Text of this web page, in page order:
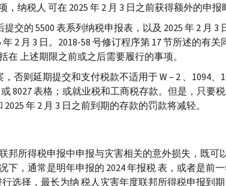
纳税人 可在 2025 年 2 月 3 日之前获得额外的申报
交的 5500 表系列纳税申报表，以及 2025 年 2 月 3
2 月 3 日。2018-58 号修订程序第 17 节所述的有
上述期限之前或之后需要履行的事项。
，否则延期提交和支付税款不适用于W– 2 、1094、
或 8027 表格；或就业税和工商税存款。但是，只要
年 2 月 3 日之前到期的存款的罚款将减轻。
邦所得税申报中申报与灾害相关的意外损失，既可
，通常是明年申报的 2024 年报税 表，或者是前
选择，最长为纳 税人灾害年度联邦所得税申报到